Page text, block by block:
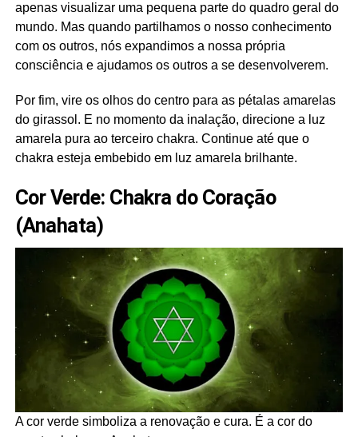
apenas visualizar uma pequena parte do quadro geral do
mundo. Mas quando partilhamos o nosso conhecimento
com os outros, nós expandimos a nossa própria
consciência e ajudamos os outros a se desenvolverem.
Por fim, vire os olhos do centro para as pétalas amarelas
do girassol. E no momento da inalação, direcione a luz
amarela pura ao terceiro chakra. Continue até que o
chakra esteja embebido em luz amarela brilhante.
Cor Verde: Chakra do Coração
(Anahata)
A cor verde simboliza a renovação e cura. É a cor do